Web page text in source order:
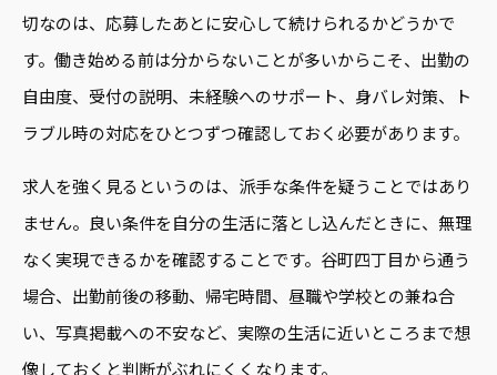
切なのは、応募したあとに安心して続けられるかどうかで
す。働き始める前は分からないことが多いからこそ、出勤の
自由度、受付の説明、未経験へのサポート、身バレ対策、ト
ラブル時の対応をひとつずつ確認しておく必要があります。
求人を強く見るというのは、派手な条件を疑うことではあり
ません。良い条件を自分の生活に落とし込んだときに、無理
なく実現できるかを確認することです。谷町四丁目から通う
場合、出勤前後の移動、帰宅時間、昼職や学校との兼ね合
い、写真掲載への不安など、実際の生活に近いところまで想
像しておくと判断がぶれにくくなります。